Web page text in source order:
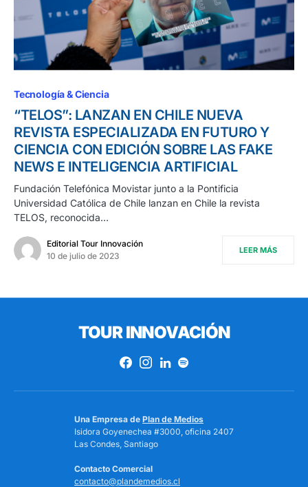
Tecnología & Ciencia
“TELOS”: LANZAN EN CHILE NUEVA
REVISTA ESPECIALIZADA EN FUTURO Y
CIENCIA CON EDICIÓN SOBRE LAS FAKE
NEWS E INTELIGENCIA ARTIFICIAL
Fundación Telefónica Movistar junto a la Pontificia
Universidad Católica de Chile lanzan en Chile la revista
TELOS, reconocida…
Editorial Tour Innovación
10 de julio de 2023
LEER MÁS
TOUR INNOVACIÓN
Una Empresa de Plan de Medios
Isidora Goyenechea #3000, oficina 2407
Las Condes, Santiago
Contacto Comercial
contacto@plandemedios.cl